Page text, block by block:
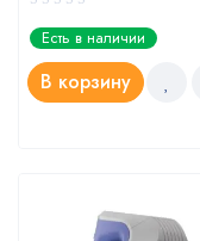
Есть в наличии
В корзину